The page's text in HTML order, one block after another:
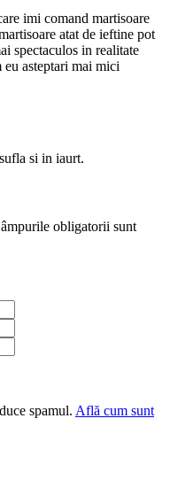
imi comand martisoare
atat de ieftine pot
spectaculos in realitate
eu asteptari mai mici
si in iaurt.
obligatorii sunt
spamul. Află cum sunt